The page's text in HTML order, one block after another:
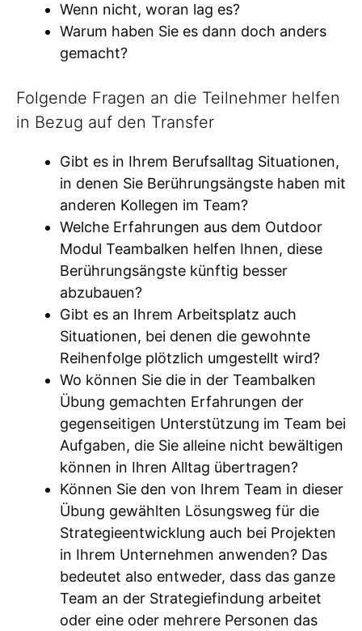
Wenn nicht, woran lag es?
Warum haben Sie es dann doch anders
gemacht?
Folgende Fragen an die Teilnehmer helfen
in Bezug auf den Transfer
Gibt es in Ihrem Berufsalltag Situationen,
in denen Sie Berührungsängste haben mit
anderen Kollegen im Team?
Welche Erfahrungen aus dem Outdoor
Modul Teambalken helfen Ihnen, diese
Berührungsängste künftig besser
abzubauen?
Gibt es an Ihrem Arbeitsplatz auch
Situationen, bei denen die gewohnte
Reihenfolge plötzlich umgestellt wird?
Wo können Sie die in der Teambalken
Übung gemachten Erfahrungen der
gegenseitigen Unterstützung im Team bei
Aufgaben, die Sie alleine nicht bewältigen
können in Ihren Alltag übertragen?
Können Sie den von Ihrem Team in dieser
Übung gewählten Lösungsweg für die
Strategieentwicklung auch bei Projekten
in Ihrem Unternehmen anwenden? Das
bedeutet also entweder, dass das ganze
Team an der Strategiefindung arbeitet
oder eine oder mehrere Personen das